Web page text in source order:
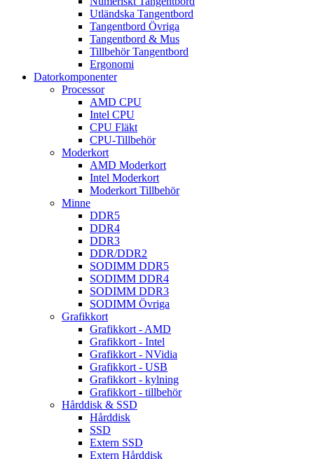
Utländska Tangentbord
Tangentbord Övriga
Tangentbord & Mus
Tillbehör Tangentbord
Ergonomi
Datorkomponenter
Processor
AMD CPU
Intel CPU
CPU Fläkt
CPU-Tillbehör
Moderkort
AMD Moderkort
Intel Moderkort
Moderkort Tillbehör
Minne
DDR5
DDR4
DDR3
DDR/DDR2
SODIMM DDR5
SODIMM DDR4
SODIMM DDR3
SODIMM Övriga
Grafikkort
Grafikkort - AMD
Grafikkort - Intel
Grafikkort - NVidia
Grafikkort - USB
Grafikkort - kylning
Grafikkort - tillbehör
Hårddisk & SSD
Hårddisk
SSD
Extern SSD
Extern Hårddisk